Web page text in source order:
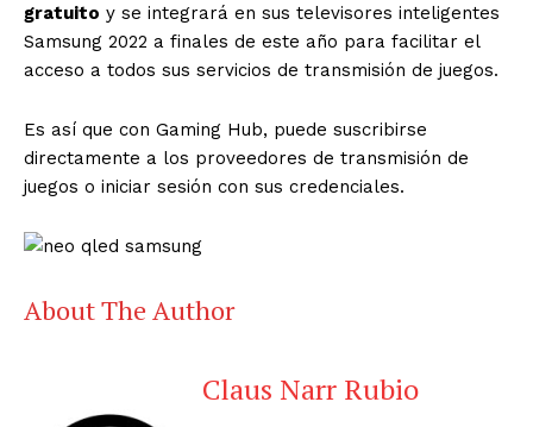
gratuito y se integrará en sus televisores inteligentes
Samsung 2022 a finales de este año para facilitar el
acceso a todos sus servicios de transmisión de juegos.
Es así que con Gaming Hub, puede suscribirse
directamente a los proveedores de transmisión de
juegos o iniciar sesión con sus credenciales.
About The Author
Claus Narr Rubio